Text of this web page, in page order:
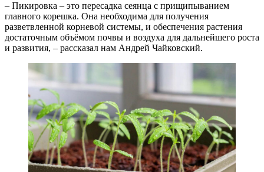
– Пикировка – это пересадка сеянца с прищипыванием
главного корешка. Она необходима для получения
разветвленной корневой системы, и обеспечения растения
достаточным объёмом почвы и воздуха для дальнейшего роста
и развития, – рассказал нам Андрей Чайковский.